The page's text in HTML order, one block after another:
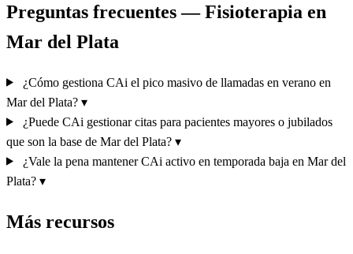
Preguntas frecuentes — Fisioterapia en
Mar del Plata
¿Cómo gestiona CAi el pico masivo de llamadas en verano en
Mar del Plata? ▾
¿Puede CAi gestionar citas para pacientes mayores o jubilados
que son la base de Mar del Plata? ▾
¿Vale la pena mantener CAi activo en temporada baja en Mar del
Plata? ▾
Más recursos